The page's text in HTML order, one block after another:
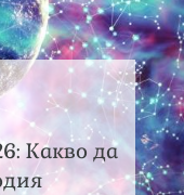
Какво да